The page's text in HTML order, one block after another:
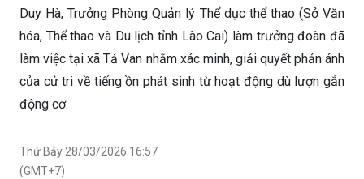
Duy Hà, Trưởng Phòng Quản lý Thể dục thể thao (Sở Văn
hóa, Thể thao và Du lịch tỉnh Lào Cai) làm trưởng đoàn đã
làm việc tại xã Tả Van nhằm xác minh, giải quyết phản ánh
của cử tri về tiếng ồn phát sinh từ hoạt động dù lượn gắn
động cơ.
Thứ Bảy 28/03/2026 16:57
(GMT+7)